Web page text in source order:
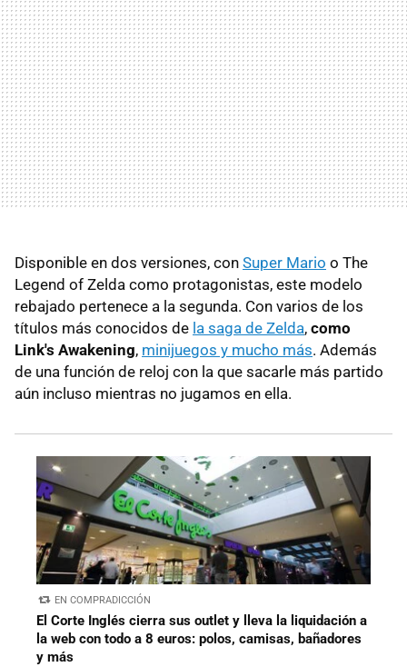
Disponible en dos versiones, con Super Mario o The
Legend of Zelda como protagonistas, este modelo
rebajado pertenece a la segunda. Con varios de los
títulos más conocidos de la saga de Zelda, como
Link's Awakening, minijuegos y mucho más. Además
de una función de reloj con la que sacarle más partido
aún incluso mientras no jugamos en ella.
EN COMPRADICCIÓN
El Corte Inglés cierra sus outlet y lleva la liquidación a
la web con todo a 8 euros: polos, camisas, bañadores
y más